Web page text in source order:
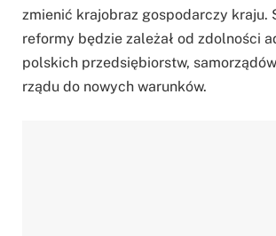
zmienić krajobraz gospodarczy kraju.
reformy będzie zależał od zdolności
polskich przedsiębiorstw,
rządu do nowych warunków.